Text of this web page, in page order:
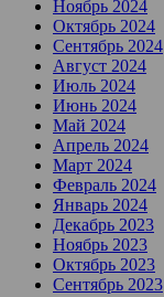
Ноябрь 2024
Октябрь 2024
Сентябрь 2024
Август 2024
Июль 2024
Июнь 2024
Май 2024
Апрель 2024
Март 2024
Февраль 2024
Январь 2024
Декабрь 2023
Ноябрь 2023
Октябрь 2023
Сентябрь 2023